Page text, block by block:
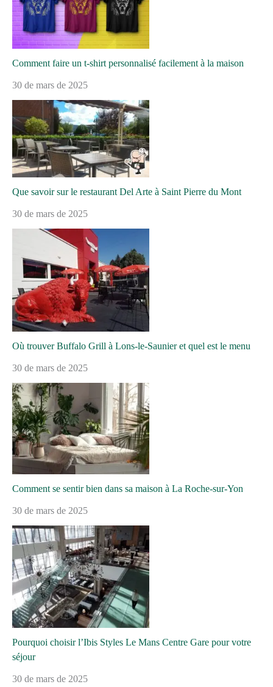
Comment faire un t-shirt personnalisé facilement à la maison
30 de mars de 2025
Que savoir sur le restaurant Del Arte à Saint Pierre du Mont
30 de mars de 2025
Où trouver Buffalo Grill à Lons-le-Saunier et quel est le menu
30 de mars de 2025
Comment se sentir bien dans sa maison à La Roche-sur-Yon
30 de mars de 2025
Pourquoi choisir l’Ibis Styles Le Mans Centre Gare pour votre
séjour
30 de mars de 2025